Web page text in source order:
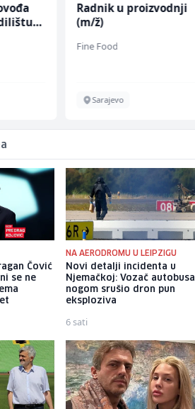
Radnik u proizvodnji
(m/ž)
Fine Food
Sarajevo
Čović
se ne
NA AERODROMU U LEIPZIGU
Novi detalji incidenta u
Njemačkoj: Vozač autobusa
nogom srušio dron pun
eksploziva
6 sati